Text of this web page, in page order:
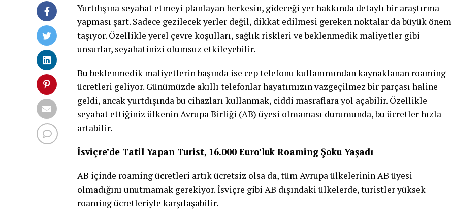
Yurtdışına seyahat etmeyi planlayan herkesin, gideceği yer hakkında detaylı bir araştırma
yapması şart. Sadece gezilecek yerler değil, dikkat edilmesi gereken noktalar da büyük önem
taşıyor. Özellikle yerel çevre koşulları, sağlık riskleri ve beklenmedik maliyetler gibi
unsurlar, seyahatinizi olumsuz etkileyebilir.
Bu beklenmedik maliyetlerin başında ise cep telefonu kullanımından kaynaklanan roaming
ücretleri geliyor. Günümüzde akıllı telefonlar hayatımızın vazgeçilmez bir parçası haline
geldi, ancak yurtdışında bu cihazları kullanmak, ciddi masraflara yol açabilir. Özellikle
seyahat ettiğiniz ülkenin Avrupa Birliği (AB) üyesi olmaması durumunda, bu ücretler hızla
artabilir.
İsviçre’de Tatil Yapan Turist, 16.000 Euro’luk Roaming Şoku Yaşadı
AB içinde roaming ücretleri artık ücretsiz olsa da, tüm Avrupa ülkelerinin AB üyesi
olmadığını unutmamak gerekiyor. İsviçre gibi AB dışındaki ülkelerde, turistler yüksek
roaming ücretleriyle karşılaşabilir.